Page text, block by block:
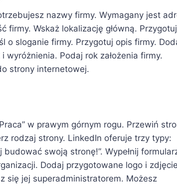
nazwy firmy. Wymagany jest
firmy. Wskaż lokalizację główną. Przygotuj
o sloganie firmy. Przygotuj opis firmy.
Podaj rok założenia firmy.
strony internetowej.
w prawym górnym rogu. Przewiń
rodzaj strony. LinkedIn oferuje trzy typy:
swoją stronę!”. Wypełnij
Dodaj przygotowane logo i zdjęcie
się jej superadministratorem. Możesz